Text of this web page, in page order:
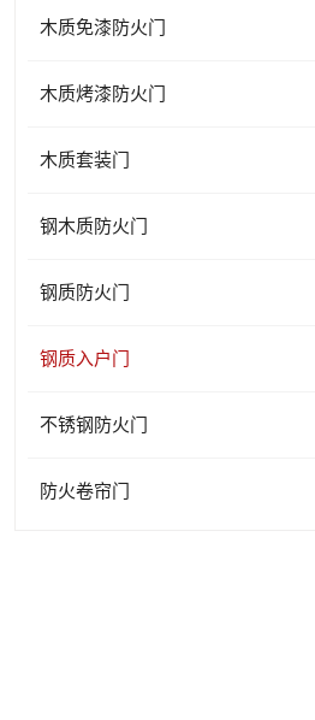
木质免漆防火门
木质烤漆防火门
木质套装门
钢木质防火门
钢质防火门
钢质入户门
不锈钢防火门
防火卷帘门